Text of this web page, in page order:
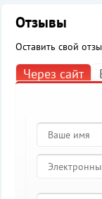
Отзывы
Оставить свой
Через сайт